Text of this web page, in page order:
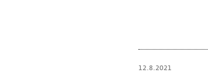
12.8.2021